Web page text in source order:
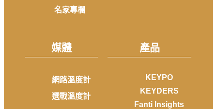
名家專欄
媒體
網路溫度計
選戰溫度計
產品
KEYPO
KEYDERS
Fanti Insights